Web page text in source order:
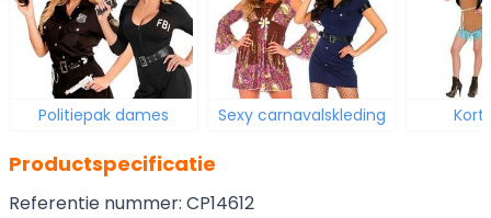
Politiepak dames Sexy carnavalskleding
Productspecificatie
Referentie nummer: CP14612